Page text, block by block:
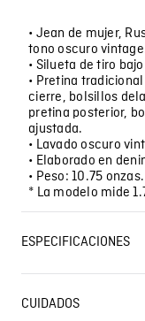
• Jean de mujer,
tono oscuro
• Silueta de tiro
• Pretina
cierre, bolsillos
pretina posterior,
ajustada.
• Lavado oscuro
• Elaborado en
• Peso: 10.75 onzas.
* La modelo mide
ESPECIFICACIONES
TEXTIL
secar
CUIDADOS